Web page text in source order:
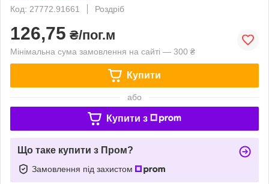
Код: 27772.91661
Роздріб
126,75 ₴/пог.м
Мінімальна сума замовлення на сайті — 300 ₴
Купити
або
Купити з
Що таке купити з Пром?
Замовлення під захистом